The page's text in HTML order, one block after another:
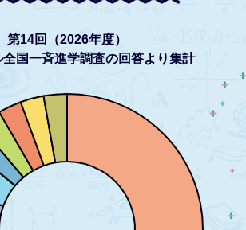
第14回（2026年度）
全国一斉進学調査の回答より集計